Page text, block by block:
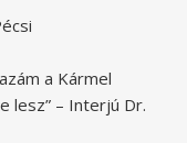
a Kármel
lesz” – Interjú Dr.